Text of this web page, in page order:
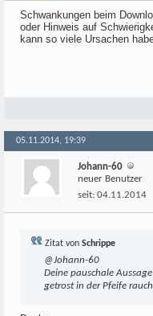
Schwankungen beim
oder Hinweis auf
kann so viele Ursachen
05.11.2014, 19:39
Johann-60
neuer Benutzer
seit: 04.11.2014
Zitat von Schrippe
@Johann-60
Deine pauschale
getrost in der Pfeife